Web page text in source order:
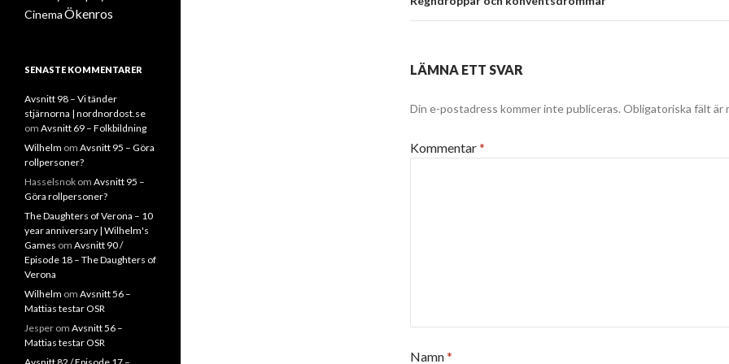
LÄMNA ETT SVAR
Din e-postadress kommer inte publiceras. Obligatoriska fält är
Kommentar*
Namn*
CinemaÖkenros
SENASTE KOMMENTARER
Avsnitt 98 – Vi tänder
stjärnorna | nordnordost.se
om Avsnitt 69 – Folkbildning
Wilhelm om Avsnitt 95 – Göra
rollpersoner?
Hasselsnok om Avsnitt 95 –
Göra rollpersoner?
The Daughters of Verona – 10
year anniversary | Wilhelm's
Games om Avsnitt 90 /
Episode 18 – The Daughters of
Verona
Wilhelm om Avsnitt 56 –
Mattias testar OSR
Jesper om Avsnitt 56 –
Mattias testar OSR